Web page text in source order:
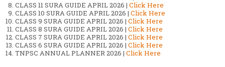
CLASS 11 SURA GUIDE APRIL 2026 | Click Here
CLASS 10 SURA GUIDE APRIL 2026 | Click Here
CLASS 9 SURA GUIDE APRIL 2026 | Click Here
CLASS 8 SURA GUIDE APRIL 2026 | Click Here
CLASS 7 SURA GUIDE APRIL 2026 | Click Here
CLASS 6 SURA GUIDE APRIL 2026 | Click Here
TNPSC ANNUAL PLANNER 2026 | Click Here